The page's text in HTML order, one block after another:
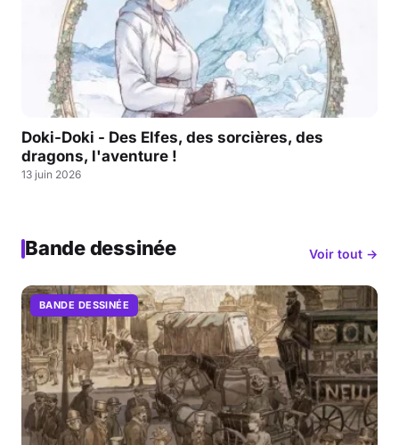
Doki-Doki - Des Elfes, des sorcières, des
dragons, l'aventure !
13 juin 2026
Bande dessinée Voir tout →
BANDE DESSINÉE